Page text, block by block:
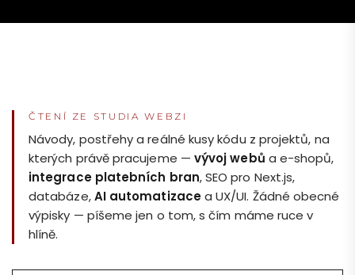
ČTENÍ ZE STUDIA WEBZI
Návody, postřehy a reálné kusy kódu z projektů, na
kterých právě pracujeme — vývoj webů a e-shopů,
integrace platebních bran, SEO pro Next.js,
databáze,AI automatizacea UX/UI. Žádné obecné
výpisky — píšeme jen o tom, s čím máme ruce v
hlíně.